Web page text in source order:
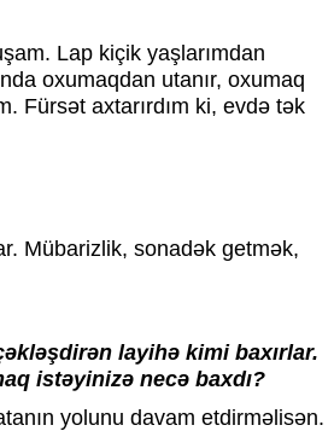
Lap kiçik yaşlarımdan
oxumaqdan utanır, oxumaq
Fürsət axtarırdım ki, evdə tək
Mübarizlik, sonadək getmək,
layihə kimi baxırlar.
istəyinizə necə baxdı?
yolunu davam etdirməlisən.